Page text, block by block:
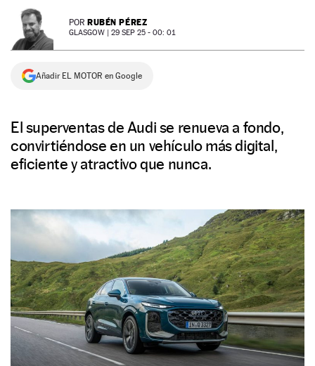
NEWSLETTER POR RUBÉN PÉREZ
GLASGOW | 29 SEP 25 - 00: 01
Añadir EL MOTOR en Google
El superventas de Audi se renueva a fondo,
convirtiéndose en un vehículo más digital,
eficiente y atractivo que nunca.